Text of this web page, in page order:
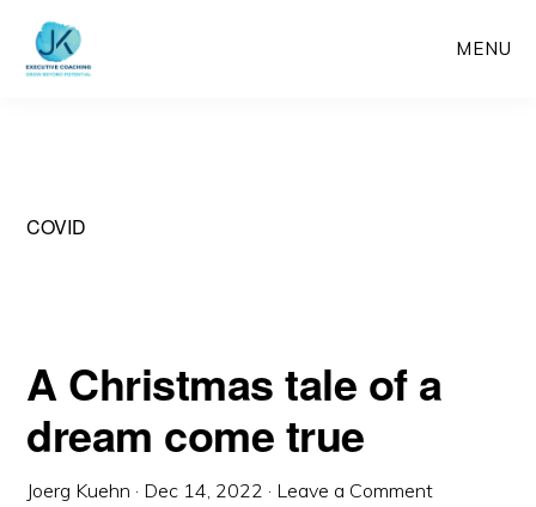
Skip
MENU
COVID
A Christmas tale of a
dream come true
Joerg Kuehn · Dec 14, 2022 · Leave a Comment